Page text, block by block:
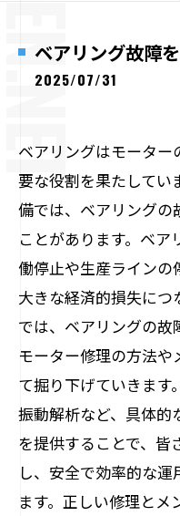
ベアリング故障
2025/07/31
ベアリングはモーター
要な役割を果たしてい
備では、ベアリングの
ことがあります。ベ
働停止や生産ラインの
大きな経済的損失につ
では、ベアリングの
モーター修理の方法
て掘り下げていきます
振動解析など、具体的
を提供することで、皆
し、安全で効率的な
ます。正しい修理と